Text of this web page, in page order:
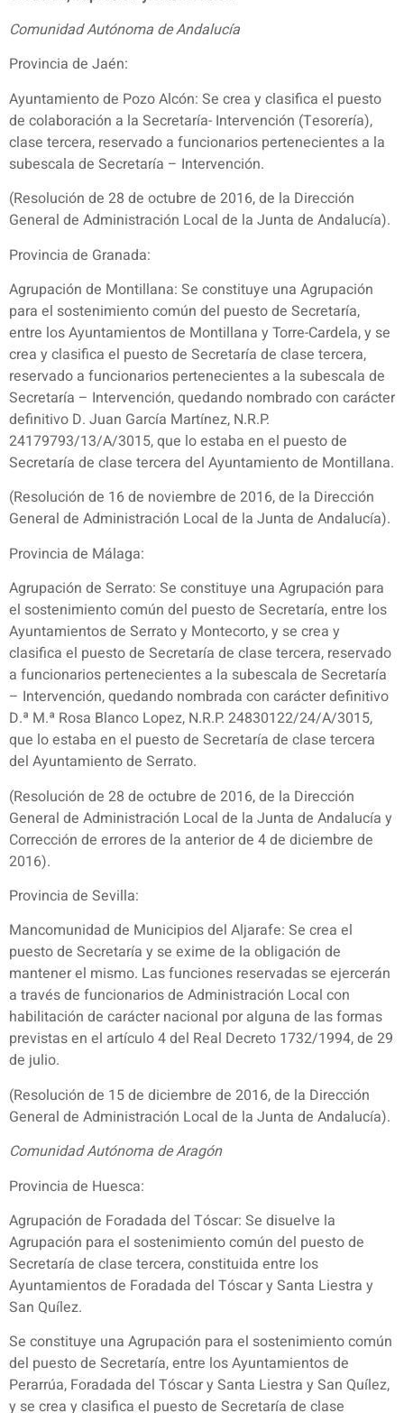
Comunidad Autónoma de Andalucía
Provincia de Jaén:
Ayuntamiento de Pozo Alcón: Se crea y clasifica el puesto
de colaboración a la Secretaría- Intervención (Tesorería),
clase tercera, reservado a funcionarios pertenecientes a la
subescala de Secretaría – Intervención.
(Resolución de 28 de octubre de 2016, de la Dirección
General de Administración Local de la Junta de Andalucía).
Provincia de Granada:
Agrupación de Montillana: Se constituye una Agrupación
para el sostenimiento común del puesto de Secretaría,
entre los Ayuntamientos de Montillana y Torre-Cardela, y se
crea y clasifica el puesto de Secretaría de clase tercera,
reservado a funcionarios pertenecientes a la subescala de
Secretaría – Intervención, quedando nombrado con carácter
definitivo D. Juan García Martínez, N.R.P.
24179793/13/A/3015, que lo estaba en el puesto de
Secretaría de clase tercera del Ayuntamiento de Montillana.
(Resolución de 16 de noviembre de 2016, de la Dirección
General de Administración Local de la Junta de Andalucía).
Provincia de Málaga:
Agrupación de Serrato: Se constituye una Agrupación para
el sostenimiento común del puesto de Secretaría, entre los
Ayuntamientos de Serrato y Montecorto, y se crea y
clasifica el puesto de Secretaría de clase tercera, reservado
a funcionarios pertenecientes a la subescala de Secretaría
– Intervención, quedando nombrada con carácter definitivo
D.ª M.ª Rosa Blanco Lopez, N.R.P. 24830122/24/A/3015,
que lo estaba en el puesto de Secretaría de clase tercera
del Ayuntamiento de Serrato.
(Resolución de 28 de octubre de 2016, de la Dirección
General de Administración Local de la Junta de Andalucía y
Corrección de errores de la anterior de 4 de diciembre de
2016).
Provincia de Sevilla:
Mancomunidad de Municipios del Aljarafe: Se crea el
puesto de Secretaría y se exime de la obligación de
mantener el mismo. Las funciones reservadas se ejercerán
a través de funcionarios de Administración Local con
habilitación de carácter nacional por alguna de las formas
previstas en el artículo 4 del Real Decreto 1732/1994, de 29
de julio.
(Resolución de 15 de diciembre de 2016, de la Dirección
General de Administración Local de la Junta de Andalucía).
Comunidad Autónoma de Aragón
Provincia de Huesca:
Agrupación de Foradada del Tóscar: Se disuelve la
Agrupación para el sostenimiento común del puesto de
Secretaría de clase tercera, constituida entre los
Ayuntamientos de Foradada del Tóscar y Santa Liestra y
San Quílez.
Se constituye una Agrupación para el sostenimiento común
del puesto de Secretaría, entre los Ayuntamientos de
Perarrúa, Foradada del Tóscar y Santa Liestra y San Quílez,
y se crea y clasifica el puesto de Secretaría de clase